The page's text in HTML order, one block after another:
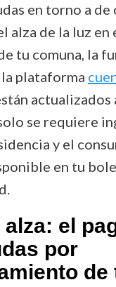
en torno a de
alza de la luz en
tu comuna, la
plataforma
actualizados
se requiere
y el
en tu
el
por
de